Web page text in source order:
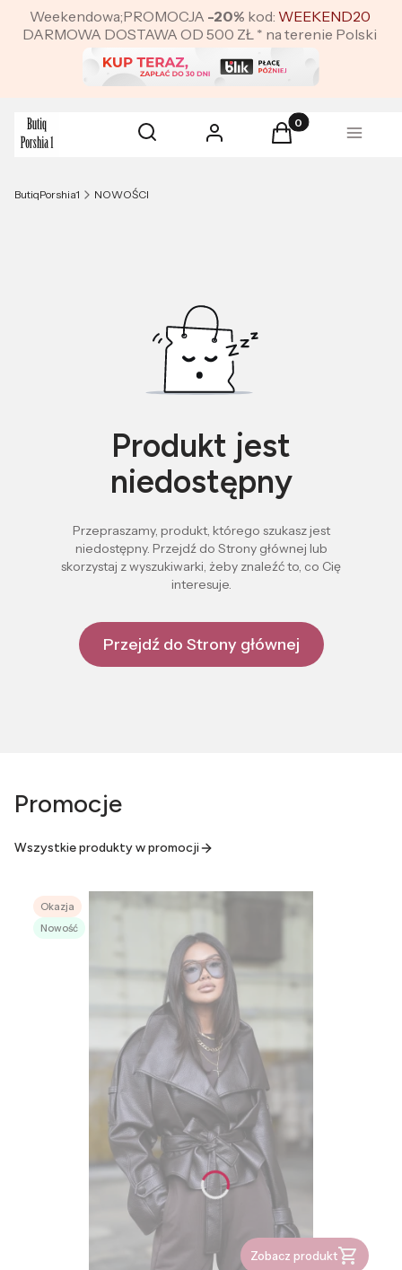
Weekendowa;PROMOCJA -20% kod: WEEKEND20
DARMOWA DOSTAWA OD 500 ZŁ * na terenie Polski
Otwórz wyszukiwarkę
Szukaj Zaloguj się Produkty w
Koszyk Menu
ButiqPorshia1 NOWOŚCI
Produkt jest
niedostępny
Przepraszamy, produkt, którego szukasz jest
niedostępny. Przejdź do Strony głównej lub
skorzystaj z wyszukiwarki, żeby znaleźć to, co Cię
interesuje.
Przejdź do Strony głównej
Promocje
Wszystkie produkty w promocji
Okazja
Nowość
Zobacz produkt